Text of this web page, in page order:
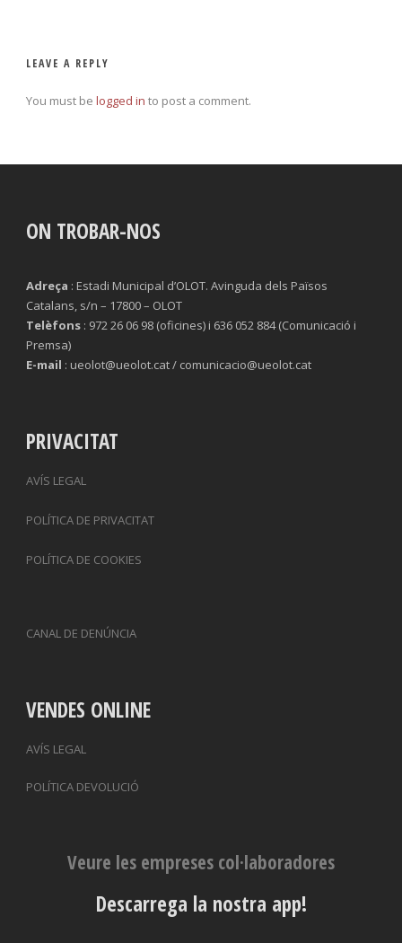
LEAVE A REPLY
You must be logged in to post a comment.
ON TROBAR-NOS
Adreça : Estadi Municipal d’OLOT. Avinguda dels Països
Catalans, s/n – 17800 – OLOT
Telèfons : 972 26 06 98 (oficines) i 636 052 884 (Comunicació i
Premsa)
E-mail : ueolot@ueolot.cat / comunicacio@ueolot.cat
PRIVACITAT
AVÍS LEGAL
POLÍTICA DE PRIVACITAT
POLÍTICA DE COOKIES
CANAL DE DENÚNCIA
VENDES ONLINE
AVÍS LEGAL
POLÍTICA DEVOLUCIÓ
Veure les empreses col·laboradores
Descarrega la nostra app!